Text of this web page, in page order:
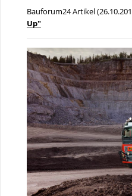
Bauforum24 Artikel
Up"